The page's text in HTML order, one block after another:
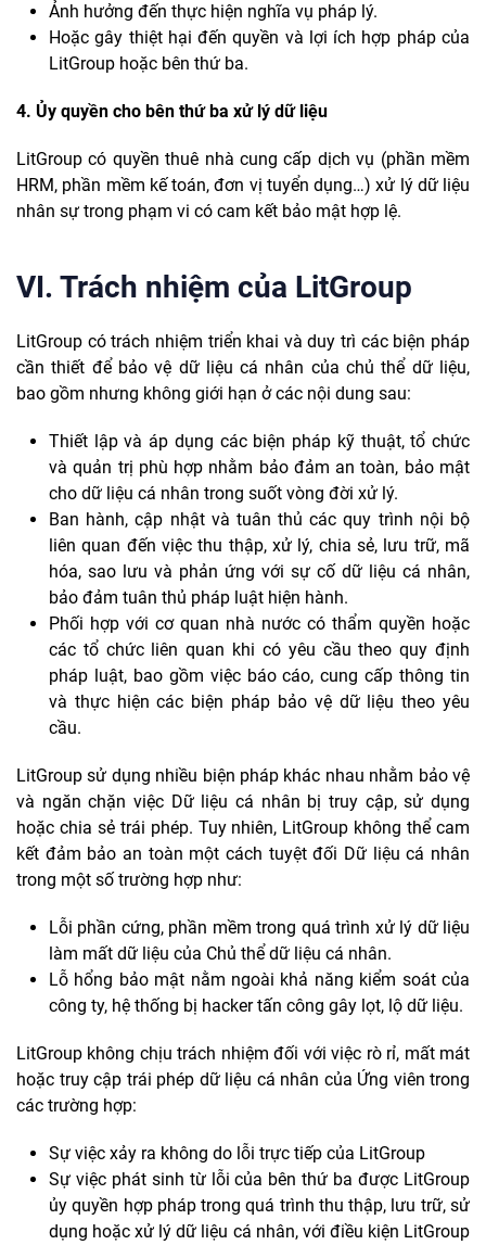
Ảnh hưởng đến thực hiện nghĩa vụ pháp lý.
Hoặc gây thiệt hại đến quyền và lợi ích hợp pháp của
LitGroup hoặc bên thứ ba.
4. Ủy quyền cho bên thứ ba xử lý dữ liệu
LitGroup có quyền thuê nhà cung cấp dịch vụ (phần mềm
HRM, phần mềm kế toán, đơn vị tuyển dụng…) xử lý dữ liệu
nhân sự trong phạm vi có cam kết bảo mật hợp lệ.
VI. Trách nhiệm của LitGroup
LitGroup có trách nhiệm triển khai và duy trì các biện pháp
cần thiết để bảo vệ dữ liệu cá nhân của chủ thể dữ liệu,
bao gồm nhưng không giới hạn ở các nội dung sau:
Thiết lập và áp dụng các biện pháp kỹ thuật, tổ chức
và quản trị phù hợp nhằm bảo đảm an toàn, bảo mật
cho dữ liệu cá nhân trong suốt vòng đời xử lý.
Ban hành, cập nhật và tuân thủ các quy trình nội bộ
liên quan đến việc thu thập, xử lý, chia sẻ, lưu trữ, mã
hóa, sao lưu và phản ứng với sự cố dữ liệu cá nhân,
bảo đảm tuân thủ pháp luật hiện hành.
Phối hợp với cơ quan nhà nước có thẩm quyền hoặc
các tổ chức liên quan khi có yêu cầu theo quy định
pháp luật, bao gồm việc báo cáo, cung cấp thông tin
và thực hiện các biện pháp bảo vệ dữ liệu theo yêu
cầu.
LitGroup sử dụng nhiều biện pháp khác nhau nhằm bảo vệ
và ngăn chặn việc Dữ liệu cá nhân bị truy cập, sử dụng
hoặc chia sẻ trái phép. Tuy nhiên, LitGroup không thể cam
kết đảm bảo an toàn một cách tuyệt đối Dữ liệu cá nhân
trong một số trường hợp như:
Lỗi phần cứng, phần mềm trong quá trình xử lý dữ liệu
làm mất dữ liệu của Chủ thể dữ liệu cá nhân.
Lỗ hổng bảo mật nằm ngoài khả năng kiểm soát của
công ty, hệ thống bị hacker tấn công gây lọt, lộ dữ liệu.
LitGroup không chịu trách nhiệm đối với việc rò rỉ, mất mát
hoặc truy cập trái phép dữ liệu cá nhân của Ứng viên trong
các trường hợp:
Sự việc xảy ra không do lỗi trực tiếp của LitGroup
Sự việc phát sinh từ lỗi của bên thứ ba được LitGroup
ủy quyền hợp pháp trong quá trình thu thập, lưu trữ, sử
dụng hoặc xử lý dữ liệu cá nhân, với điều kiện LitGroup